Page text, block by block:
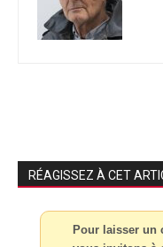
RÉAGISSEZ À CET
Pour laisser un